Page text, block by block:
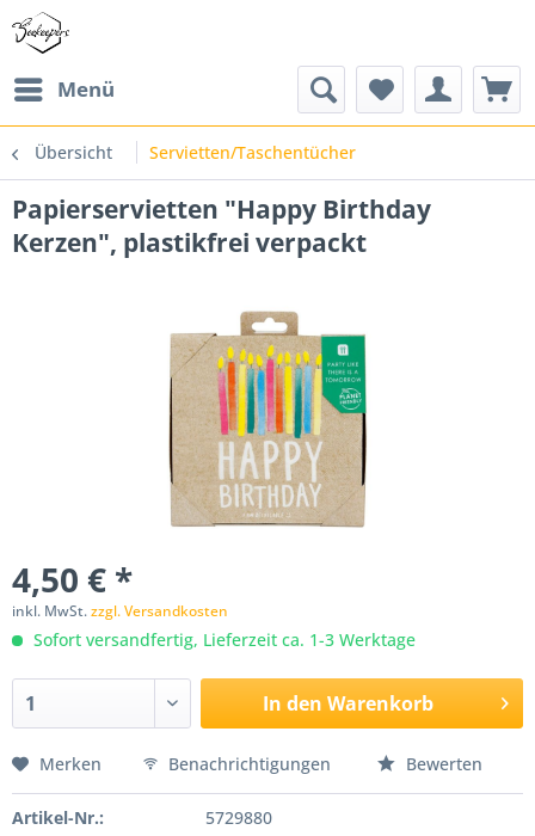
Menü
Übersicht Servietten/Taschentücher
Papierservietten "Happy Birthday
Kerzen", plastikfrei verpackt
4,50 € *
inkl. MwSt.zzgl. Versandkosten
Sofort versandfertig, Lieferzeit ca. 1-3 Werktage
In den Warenkorb
Merken Benachrichtigungen Bewerten
Artikel-Nr.:
5729880